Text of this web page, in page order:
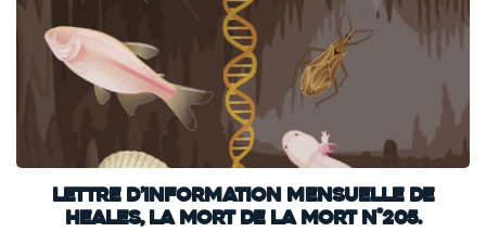
Lettre d’information mensuelle de
Heales, La mort de la mort N°205.